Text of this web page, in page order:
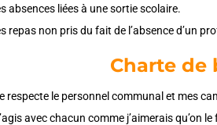
absences liées à une sortie scolaire.
repas non pris du fait de l’absence d’un
Charte de
respecte le personnel communal et mes
avec chacun comme j’aimerais qu’on